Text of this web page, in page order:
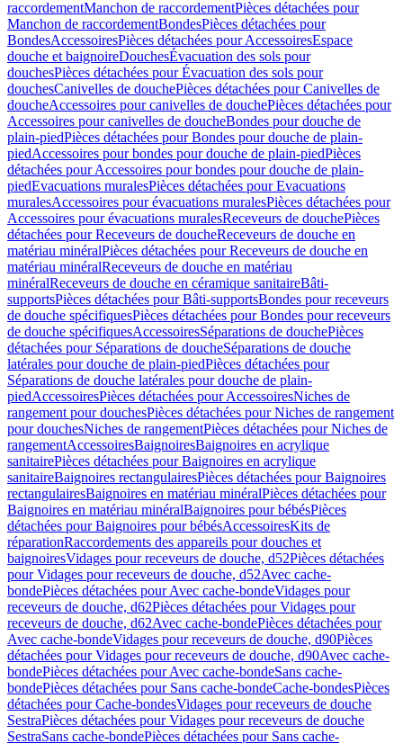
raccordementManchon de raccordementPièces détachées pour
Manchon de raccordementBondesPièces détachées pour
BondesAccessoiresPièces détachées pour AccessoiresEspace
douche et baignoireDouchesÉvacuation des sols pour
douchesPièces détachées pour Évacuation des sols pour
douchesCanivelles de douchePièces détachées pour Canivelles de
doucheAccessoires pour canivelles de douchePièces détachées pour
Accessoires pour canivelles de doucheBondes pour douche de
plain-piedPièces détachées pour Bondes pour douche de plain-
piedAccessoires pour bondes pour douche de plain-piedPièces
détachées pour Accessoires pour bondes pour douche de plain-
piedEvacuations muralesPièces détachées pour Evacuations
muralesAccessoires pour évacuations muralesPièces détachées pour
Accessoires pour évacuations muralesReceveurs de douchePièces
détachées pour Receveurs de doucheReceveurs de douche en
matériau minéralPièces détachées pour Receveurs de douche en
matériau minéralReceveurs de douche en matériau
minéralReceveurs de douche en céramique sanitaireBâti-
supportsPièces détachées pour Bâti-supportsBondes pour receveurs
de douche spécifiquesPièces détachées pour Bondes pour receveurs
de douche spécifiquesAccessoiresSéparations de douchePièces
détachées pour Séparations de doucheSéparations de douche
latérales pour douche de plain-piedPièces détachées pour
Séparations de douche latérales pour douche de plain-
piedAccessoiresPièces détachées pour AccessoiresNiches de
rangement pour douchesPièces détachées pour Niches de rangement
pour douchesNiches de rangementPièces détachées pour Niches de
rangementAccessoiresBaignoiresBaignoires en acrylique
sanitairePièces détachées pour Baignoires en acrylique
sanitaireBaignoires rectangulairesPièces détachées pour Baignoires
rectangulairesBaignoires en matériau minéralPièces détachées pour
Baignoires en matériau minéralBaignoires pour bébésPièces
détachées pour Baignoires pour bébésAccessoiresKits de
réparationRaccordements des appareils pour douches et
baignoiresVidages pour receveurs de douche, d52Pièces détachées
pour Vidages pour receveurs de douche, d52Avec cache-
bondePièces détachées pour Avec cache-bondeVidages pour
receveurs de douche, d62Pièces détachées pour Vidages pour
receveurs de douche, d62Avec cache-bondePièces détachées pour
Avec cache-bondeVidages pour receveurs de douche, d90Pièces
détachées pour Vidages pour receveurs de douche, d90Avec cache-
bondePièces détachées pour Avec cache-bondeSans cache-
bondePièces détachées pour Sans cache-bondeCache-bondesPièces
détachées pour Cache-bondesVidages pour receveurs de douche
SestraPièces détachées pour Vidages pour receveurs de douche
SestraSans cache-bondePièces détachées pour Sans cache-